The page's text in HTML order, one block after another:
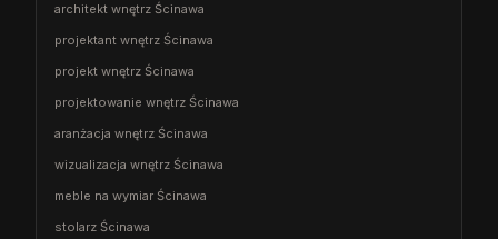
architekt wnętrz Ścinawa
projektant wnętrz Ścinawa
projekt wnętrz Ścinawa
projektowanie wnętrz Ścinawa
aranżacja wnętrz Ścinawa
wizualizacja wnętrz Ścinawa
meble na wymiar Ścinawa
stolarz Ścinawa